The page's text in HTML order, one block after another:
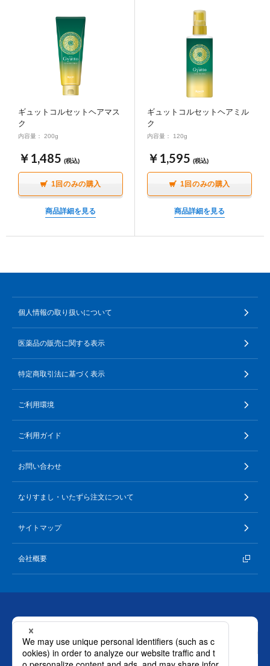
∟ 美容サプリメント
美容・スキンケア
∟ メイク
∟ 美容サプリメント
医薬品・目薬
おトクなロート定期便
ポイントを貯める(美容情報・健康情報・読み物)
ロート製薬の想い
お問い合わせ
ご利用ガイド
個人情報の取り扱い
医薬品の販売に関する表示
特定商取引に関する法律に基づく表記
ご利用環境
ギュットコルセットヘアマス
ク
内容量： 200g
￥1,485 (税込)
1回のみの購入
商品詳細を見る
ギュットコルセットヘアミル
ク
内容量： 120g
￥1,595 (税込)
1回のみの購入
商品詳細を見る
個人情報の取り扱いについて
医薬品の販売に関する表示
特定商取引法に基づく表示
ご利用環境
ご利用ガイド
お問い合わせ
なりすまし・いたずら注文について
サイトマップ
会社概要
お問い合わせ